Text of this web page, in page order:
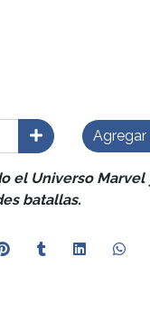
Agregar
el Universo Marvel
batallas.